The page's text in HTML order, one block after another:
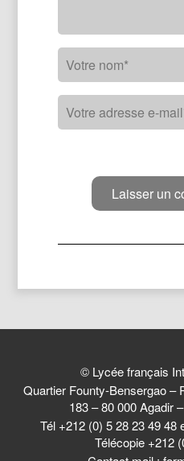
© Lycée français
Quartier Founty-Bensergao –
183 – 80 000 Agadir
Tél +212 (0) 5 28 23 49 48
Télécopie +212